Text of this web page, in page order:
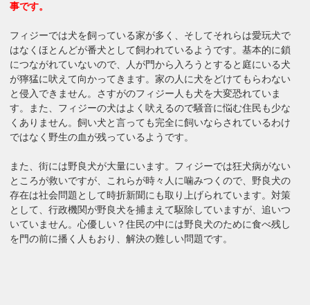
事です。
フィジーでは犬を飼っている家が多く、そしてそれらは愛玩犬で
はなくほとんどが番犬として飼われているようです。基本的に鎖
につながれていないので、人が門から入ろうとすると庭にいる犬
が獰猛に吠えて向かってきます。家の人に犬をどけてもらわない
と侵入できません。さすがのフィジー人も犬を大変恐れていま
す。また、フィジーの犬はよく吠えるので騒音に悩む住民も少な
くありません。飼い犬と言っても完全に飼いならされているわけ
ではなく野生の血が残っているようです。
また、街には野良犬が大量にいます。フィジーでは狂犬病がない
ところが救いですが、これらが時々人に噛みつくので、野良犬の
存在は社会問題として時折新聞にも取り上げられています。対策
として、行政機関が野良犬を捕まえて駆除していますが、追いつ
いていません。心優しい？住民の中には野良犬のために食べ残し
を門の前に播く人もおり、解決の難しい問題です。